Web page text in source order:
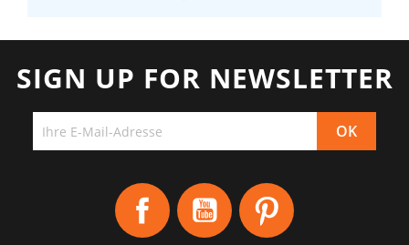
SIGN UP FOR NEWSLETTER
Facebook YouTube